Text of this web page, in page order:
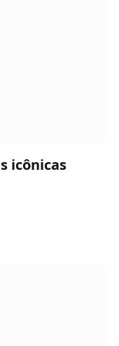
icônicas